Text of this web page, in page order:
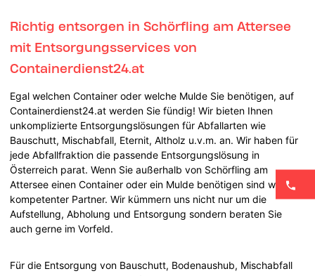
Richtig entsorgen in Schörfling am Attersee
mit Entsorgungsservices von
Containerdienst24.at
Egal welchen Container oder welche Mulde Sie benötigen, auf
Containerdienst24.at werden Sie fündig! Wir bieten Ihnen
unkomplizierte Entsorgungslösungen für Abfallarten wie
Bauschutt, Mischabfall, Eternit, Altholz u.v.m. an. Wir haben für
jede Abfallfraktion die passende Entsorgungslösung in
Österreich parat. Wenn Sie außerhalb von Schörfling am
Attersee einen Container oder ein Mulde benötigen sind wir Ihr
kompetenter Partner. Wir kümmern uns nicht nur um die
Aufstellung, Abholung und Entsorgung sondern beraten Sie
auch gerne im Vorfeld.
Für die Entsorgung von Bauschutt, Bodenaushub, Mischabfall